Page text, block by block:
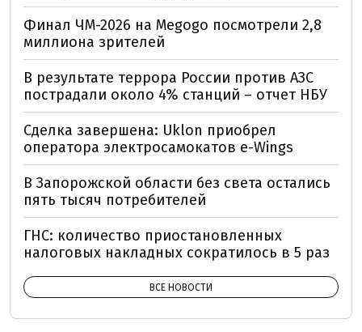
Финал ЧМ-2026 на Megogo посмотрели 2,8
миллиона зрителей
В результате террора России против АЗС
пострадали около 4% станций – отчет НБУ
Сделка завершена: Uklon приобрел
оператора электросамокатов e-Wings
В Запорожской области без света остались
пять тысяч потребителей
ГНС: количество приостановленных
налоговых накладных сократилось в 5 раз
ВСЕ НОВОСТИ